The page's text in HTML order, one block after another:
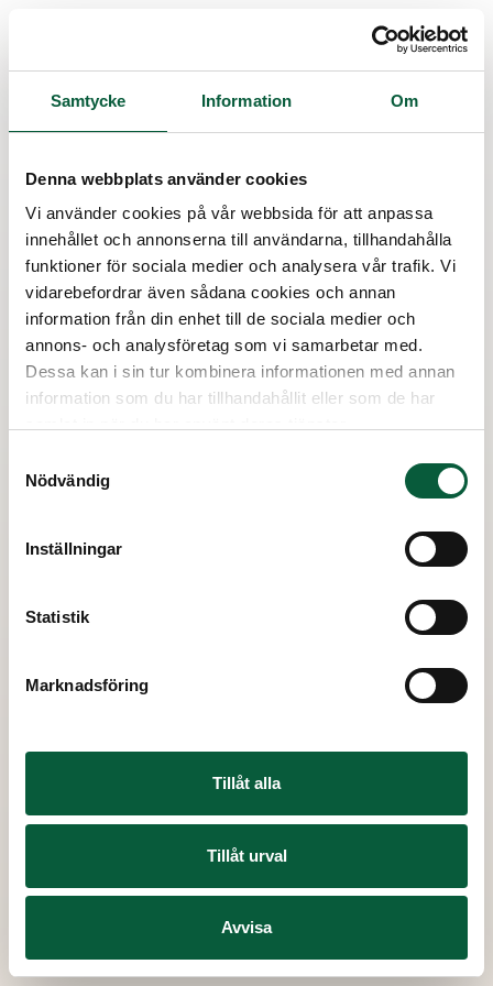
Samtycke Information Om
Denna webbplats använder cookies
Vi använder cookies på vår webbsida för att anpassa
innehållet och annonserna till användarna, tillhandahålla
funktioner för sociala medier och analysera vår trafik. Vi
vidarebefordrar även sådana cookies och annan
information från din enhet till de sociala medier och
annons- och analysföretag som vi samarbetar med.
Dessa kan i sin tur kombinera informationen med annan
information som du har tillhandahållit eller som de har
Nödvändig
Inställningar
Statistik
Marknadsföring
Tillåt alla
Tillåt urval
Avvisa
Skapa konto
Skapa ditt Vita Arkiv genom att godkänna
användarvillkoren. Verifiera dig sedan med
BankID.
Jag godkänner användarvillkoren(länk till annan webbplats)
samt
har läst och förstår att Begravningsbyrå
Momento Aktiebolag behandlar mina
personuppgifter när jag använder tjänsten i
enlighet medintegritetspolicyn(länk till annan webbplats)
.
Har du redan ett konto? Logga in här!
Om BankID